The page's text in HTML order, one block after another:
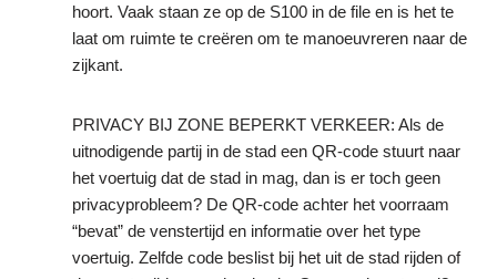
hoort. Vaak staan ze op de S100 in de file en is het te
laat om ruimte te creëren om te manoeuvreren naar de
zijkant.
PRIVACY BIJ ZONE BEPERKT VERKEER: Als de
uitnodigende partij in de stad een QR-code stuurt naar
het voertuig dat de stad in mag, dan is er toch geen
privacyprobleem? De QR-code achter het voorraam
“bevat” de venstertijd en informatie over het type
voertuig. Zelfde code beslist bij het uit de stad rijden of